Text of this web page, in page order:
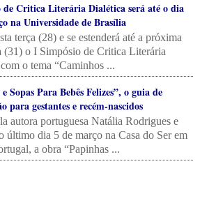
de Critica Literária Dialética será até o dia
na Universidade de Brasília
terça (28) e se estenderá até a próxima
(31) o I Simpósio de Critica Literária
o tema “Caminhos ...
Sopas Para Bebês Felizes”, o guia de
para gestantes e recém-nascidos
autora portuguesa Natália Rodrigues e
último dia 5 de março na Casa do Ser em
a obra “Papinhas ...